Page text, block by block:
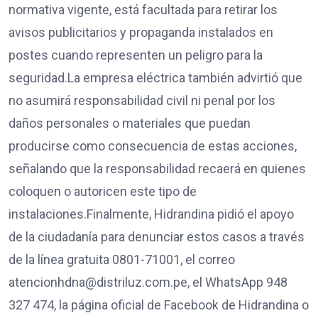
normativa vigente, está facultada para retirar los
avisos publicitarios y propaganda instalados en
postes cuando representen un peligro para la
seguridad.La empresa eléctrica también advirtió que
no asumirá responsabilidad civil ni penal por los
daños personales o materiales que puedan
producirse como consecuencia de estas acciones,
señalando que la responsabilidad recaerá en quienes
coloquen o autoricen este tipo de
instalaciones.Finalmente, Hidrandina pidió el apoyo
de la ciudadanía para denunciar estos casos a través
de la línea gratuita 0801-71001, el correo
atencionhdna@distriluz.com.pe, el WhatsApp 948
327 474, la página oficial de Facebook de Hidrandina o